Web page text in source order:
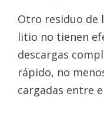
Otro residuo de
litio no tienen
descargas
rápido, no
cargadas entre